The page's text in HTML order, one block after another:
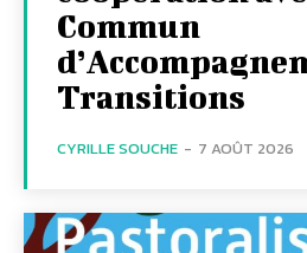
Commun
Transitions
CYRILLE SOUCHE - 7 AOÛT 2026